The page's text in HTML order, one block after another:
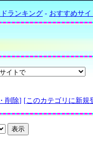
ランキング - おすすめサイ
削除] [このカテゴリに新規